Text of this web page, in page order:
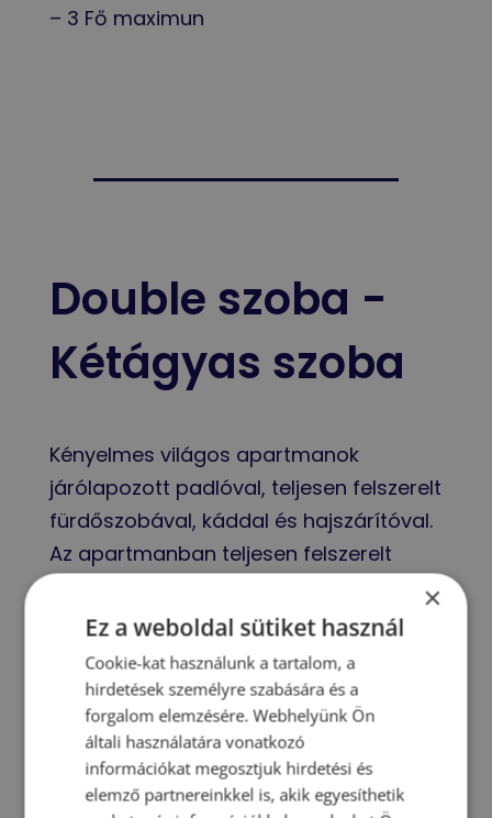
– 3 Fő maximun
Double szoba -
Kétágyas szoba
Kényelmes világos apartmanok
járólapozott padlóval, teljesen felszerelt
fürdőszobával, káddal és hajszárítóval.
Az apartmanban teljesen felszerelt
hűtőszekrény és ventilátor található. A
szoba erkéllyel, nemzetközi
csatornákkal ellátott TV-vel és
ingyenes Wi-Fi-vel rendelkezik.
Felár ellenében széf is rendelkezésre áll.
×
Ez a weboldal sütiket használ
Cookie-kat használunk a tartalom, a
hirdetések személyre szabására és a
forgalom elemzésére. Webhelyünk Ön
általi használatára vonatkozó
információkat megosztjuk hirdetési és
elemző partnereinkkel is, akik egyesíthetik